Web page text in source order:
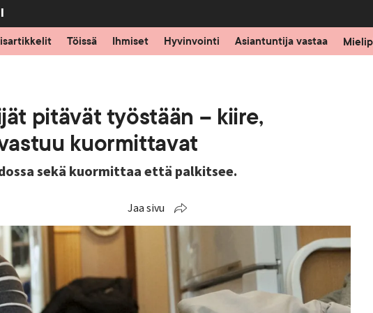
Töissä Ihmiset Hyvinvointi Asiantuntija vastaa
pitävät työstään – kiire,
kuormittavat
sekä kuormittaa että palkitsee.
Jaa sivu